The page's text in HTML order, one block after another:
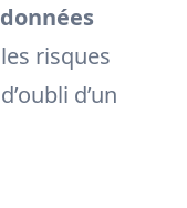
risques
d’un